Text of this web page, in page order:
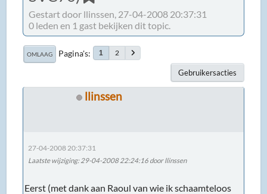
Gestart door llinssen, 27-04-2008 20:37:31
0 leden en 1 gast bekijken dit topic.
OMLAAG Pagina's 1 2
Gebruikersacties
llinssen
27-04-2008 20:37:31
Laatste wijziging: 29-04-2008 22:24:16 door llinssen
Eerst (met dank aan Raoul van wie ik schaamteloos